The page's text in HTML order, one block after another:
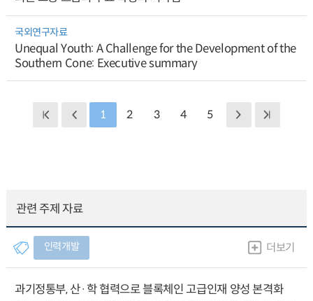
국외연구자료
Unequal Youth: A Challenge for the Development of the
Southern Cone: Executive summary
1 2 3 4 5
관련 주제 자료
인력개발 더보기
과기정통부, 산·학 협력으로 블록체인 고급인재 양성 본격화